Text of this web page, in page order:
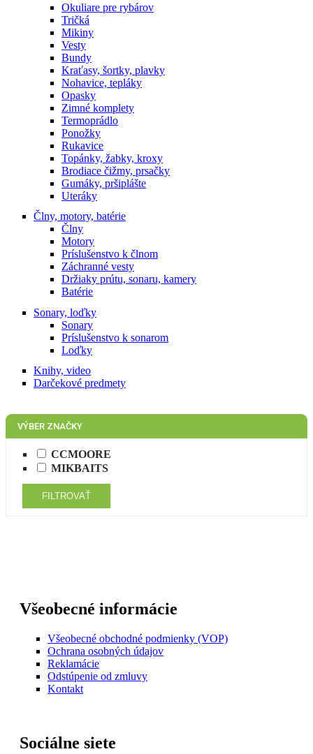
Okuliare pre rybárov
Tričká
Mikiny
Vesty
Bundy
Kraťasy, šortky, plavky
Nohavice, tepláky
Opasky
Zimné komplety
Termoprádlo
Ponožky
Rukavice
Topánky, žabky, kroxy
Brodiace čižmy, prsačky
Gumáky, pršiplášte
Uteráky
Člny, motory, batérie
Člny
Motory
Príslušenstvo k člnom
Záchranné vesty
Držiaky prútu, sonaru, kamery
Batérie
Sonary, loďky
Sonary
Príslušenstvo k sonarom
Loďky
Knihy, video
Darčekové predmety
VÝBER ZNAČKY
CCMOORE
MIKBAITS
FILTROVAŤ
Všeobecné informácie
Všeobecné obchodné podmienky (VOP)
Ochrana osobných údajov
Reklamácie
Odstúpenie od zmluvy
Kontakt
Sociálne siete